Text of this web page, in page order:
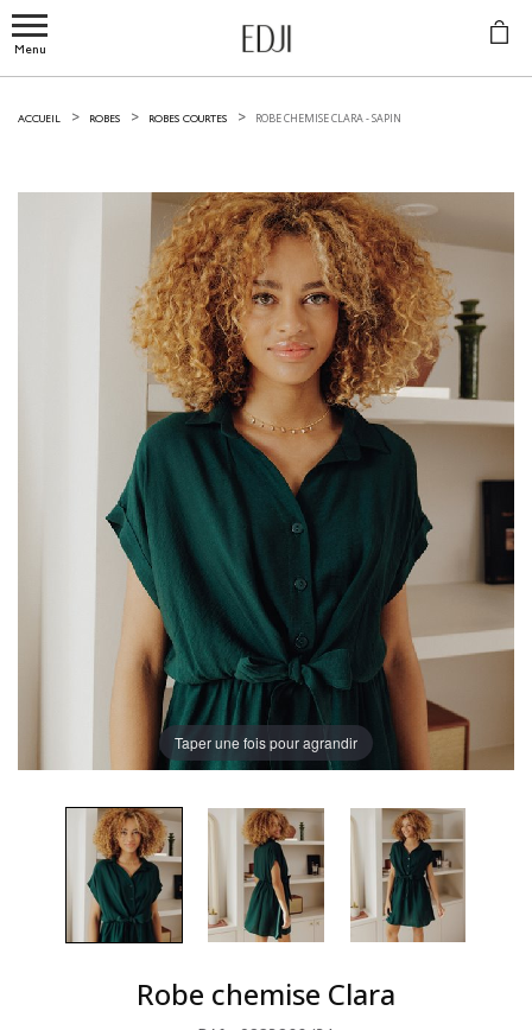
Menu
ACCUEIL ROBES ROBES COURTES ROBE CHEMISE CLARA -SAPIN
Taper une fois pour agrandir
Robe chemise Clara